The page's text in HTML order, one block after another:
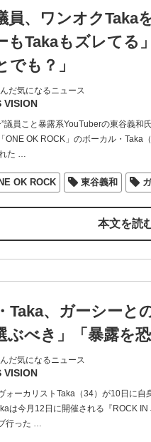
員、ワンオクTaka
もTakaもズレて
でも？」
だ気になるニュース
VISION
”議員こと暴露系YouTuberの東谷義
ONE OK ROCK」のボーカル・Taka
た …
OK ROCK 東谷義和
本文を読
Taka、ガーシーと
ぶべき」「暴露を
だ気になるニュース
VISION
ォーカリストTaka（34）が10日に
は今月12日に開催される『ROCK
行った …